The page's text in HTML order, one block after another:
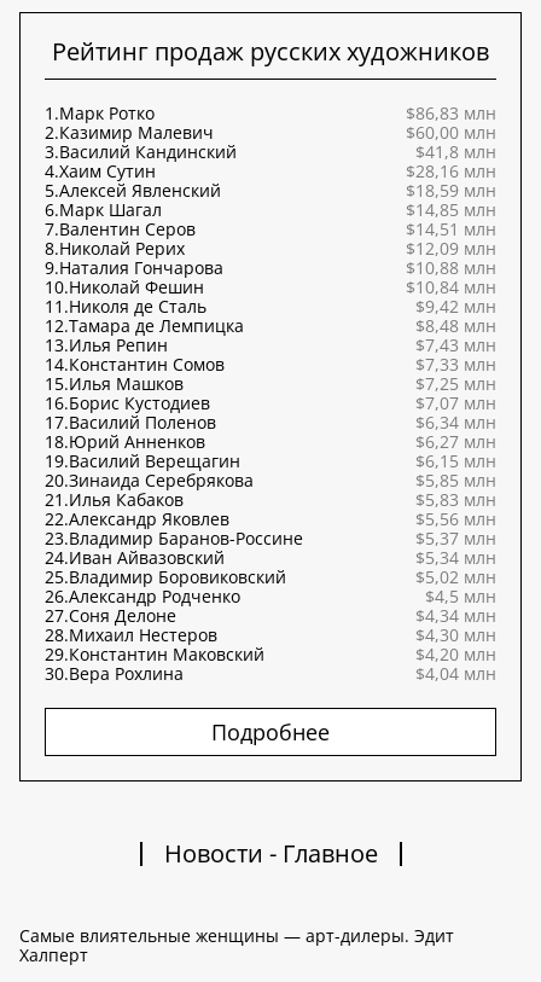
Рейтинг продаж русских художников
1.Марк Ротко
$86,83 млн
2.Казимир Малевич
$60,00 млн
3.Василий Кандинский
$41,8 млн
4.Хаим Сутин
$28,16 млн
5.Алексей Явленский
$18,59 млн
6.Марк Шагал
$14,85 млн
7.Валентин Серов
$14,51 млн
8.Николай Рерих
$12,09 млн
9.Наталия Гончарова
$10,88 млн
10.Николай Фешин
$10,84 млн
11.Николя де Сталь
$9,42 млн
12.Тамара де Лемпицка
$8,48 млн
13.Илья Репин
$7,43 млн
14.Константин Сомов
$7,33 млн
15.Илья Машков
$7,25 млн
16.Борис Кустодиев
$7,07 млн
17.Василий Поленов
$6,34 млн
18.Юрий Анненков
$6,27 млн
19.Василий Верещагин
$6,15 млн
20.Зинаида Серебрякова
$5,85 млн
21.Илья Кабаков
$5,83 млн
22.Александр Яковлев
$5,56 млн
23.Владимир Баранов-Россине
$5,37 млн
24.Иван Айвазовский
$5,34 млн
25.Владимир Боровиковский
$5,02 млн
26.Александр Родченко
$4,5 млн
27.Соня Делоне
$4,34 млн
28.Михаил Нестеров
$4,30 млн
29.Константин Маковский
$4,20 млн
30.Вера Рохлина $4,04 млн
Подробнее
Новости - Главное
Самые влиятельные женщины — арт-дилеры. Эдит
Халперт